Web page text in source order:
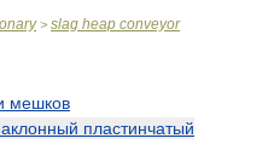
> slag heap conveyor
мешков
пластинчатый